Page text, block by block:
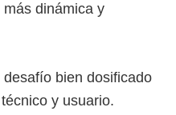
dinámica y
bien dosificado
y usuario.